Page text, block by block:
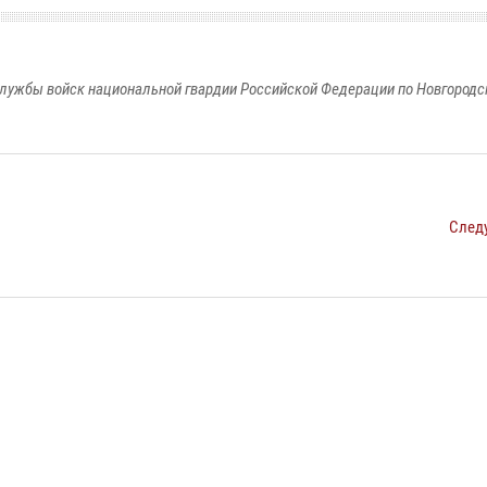
войск национальной гвардии Российской Федерации по